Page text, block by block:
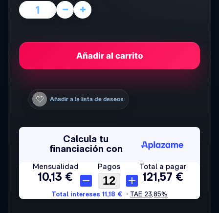
Añadir al carrito
Añadir a la lista de deseos